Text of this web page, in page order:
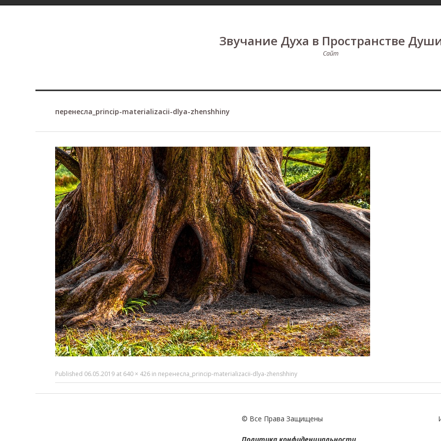
Звучание Духа в Пространстве
Сайт
перенесла_princip-materializacii-dlya-zhenshhiny
Published 06.05.2019 at 640 × 426 in перенесла_princip-materializacii-dlya-zhenshhiny
© Все Права Защищены